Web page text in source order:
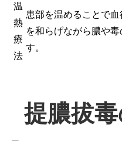
温
熱
療
法
患部を温めることで
を和らげながら膿や毒
す。
提膿拔